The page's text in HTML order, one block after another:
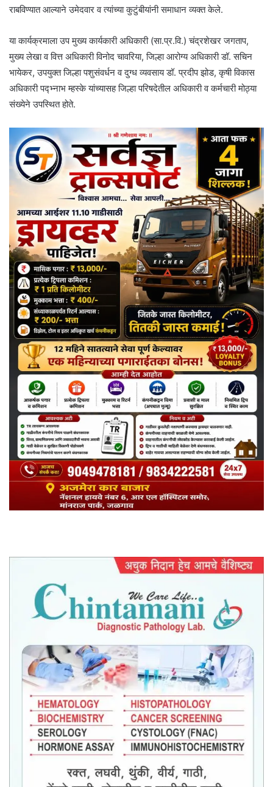
राबविण्यात आल्याने उमेदवार व त्यांच्या कुटुंबीयांनी समाधान व्यक्त केले.
या कार्यक्रमाला उप मुख्य कार्यकारी अधिकारी (सा.प्र.वि.) चंद्रशेखर जगताप,
मुख्य लेखा व वित्त अधिकारी विनोद चावरिया, जिल्हा आरोग्य अधिकारी डॉ. सचिन
भायेकर, उपयुक्त जिल्हा पशुसंवर्धन व दुग्ध व्यवसाय डॉ. प्रदीप झोड, कृषी विकास
अधिकारी पद्भ्नाभ म्हस्के यांच्यासह जिल्हा परिषदेतील अधिकारी व कर्मचारी मोठ्या
संख्येने उपस्थित होते.